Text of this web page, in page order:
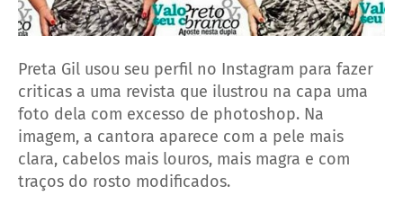
Preta Gil usou seu perfil no Instagram para fazer
criticas a uma revista que ilustrou na capa uma
foto dela com excesso de photoshop. Na
imagem, a cantora aparece com a pele mais
clara, cabelos mais louros, mais magra e com
traços do rosto modificados.